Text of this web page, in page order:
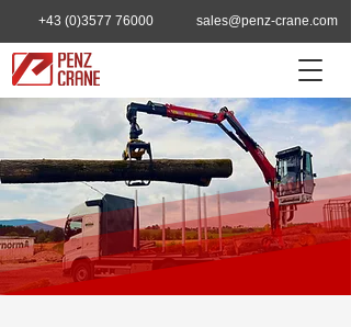
+43 (0)3577 76000 sales@penz-crane.com